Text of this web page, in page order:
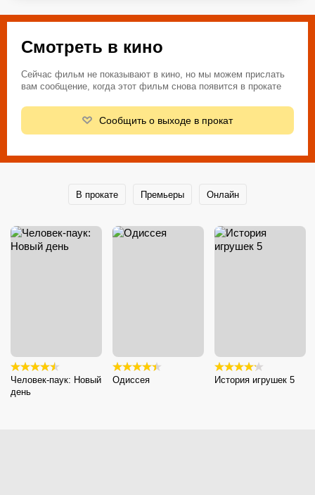
Смотреть в кино
Сейчас фильм не показывают в кино, но мы можем прислать
вам сообщение, когда этот фильм снова появится в прокате
Сообщить о выходе в прокат
В прокате Премьеры Онлайн
Человек-паук: Новый
день
Одиссея История игрушек 5